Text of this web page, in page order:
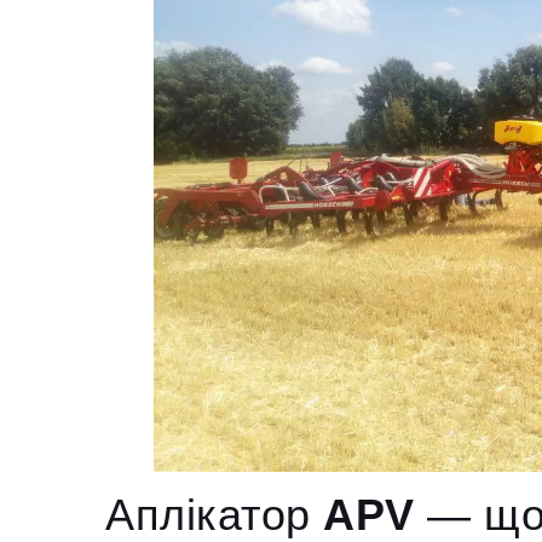
Аплікатор APV — що